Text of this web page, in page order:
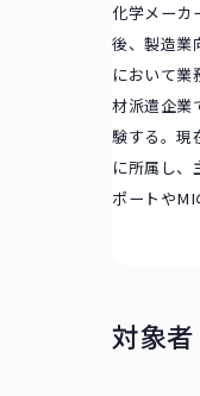
化学メーカ
後、製造業
において業
材派遣企業
験する。現
に所属し
ポートやMI
対象者